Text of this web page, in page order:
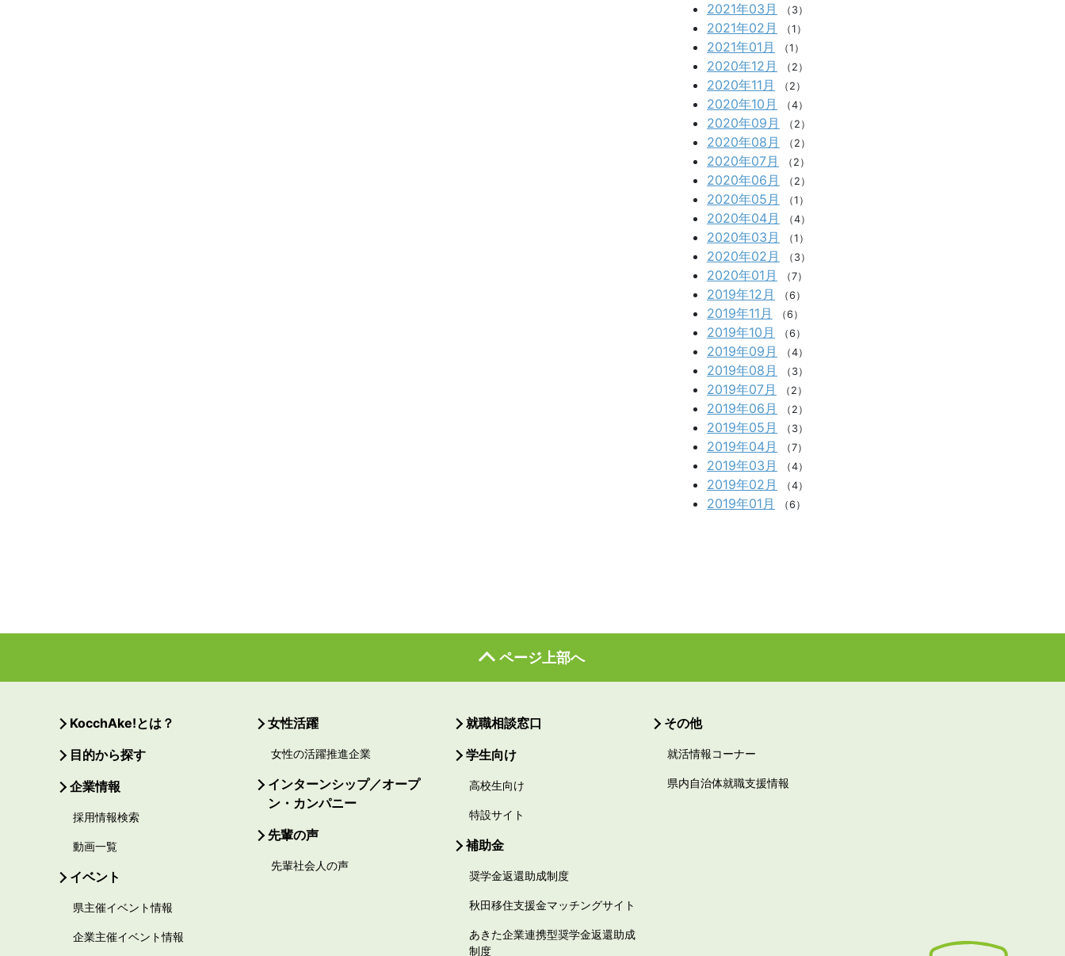
2021年03月 （3）
2021年02月 （1）
2021年01月 （1）
2020年12月 （2）
2020年11月 （2）
2020年10月 （4）
2020年09月 （2）
2020年08月 （2）
2020年07月 （2）
2020年06月 （2）
2020年05月 （1）
2020年04月 （4）
2020年03月 （1）
2020年02月 （3）
2020年01月 （7）
2019年12月 （6）
2019年11月 （6）
2019年10月 （6）
2019年09月 （4）
2019年08月 （3）
2019年07月 （2）
2019年06月 （2）
2019年05月 （3）
2019年04月 （7）
2019年03月 （4）
2019年02月 （4）
2019年01月 （6）
ページ上部へ
KocchAke!とは？
目的から探す
企業情報
採用情報検索
動画一覧
イベント
県主催イベント情報
企業主催イベント情報
女性活躍
女性の活躍推進企業
インターンシップ／オープ
ン・カンパニー
先輩の声
先輩社会人の声
就職相談窓口
学生向け
高校生向け
特設サイト
補助金
奨学金返還助成制度
秋田移住支援金マッチングサイト
あきた企業連携型奨学金返還助成
制度
その他
就活情報コーナー
県内自治体就職支援情報